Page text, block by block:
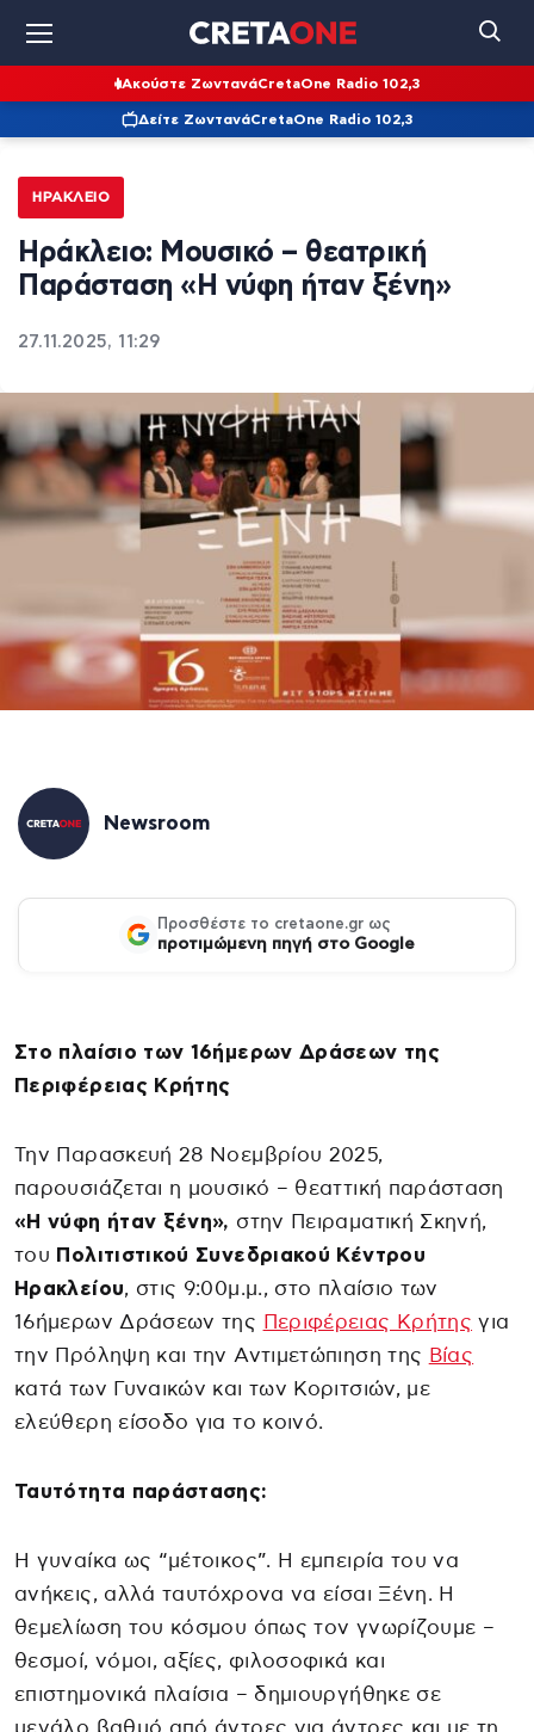
Ακούστε ΖωντανάCretaOne Radio 102,3
Δείτε ΖωντανάCretaOne Radio 102,3
ΗΡΆΚΛΕΙΟ
Ηράκλειο: Μουσικό – θεατρική
Παράσταση «Η νύφη ήταν ξένη»
27.11.2025, 11:29
Newsroom
Προσθέστε το cretaone.gr ως
προτιμώμενη πηγή στο Google
Στο πλαίσιο των 16ήμερων Δράσεων της
Περιφέρειας Κρήτης
Την Παρασκευή 28 Νοεμβρίου 2025,
παρουσιάζεται η μουσικό – θεαττική παράσταση
«Η νύφη ήταν ξένη», στην Πειραματική Σκηνή,
του Πολιτιστικού Συνεδριακού Κέντρου
Ηρακλείου, στις 9:00μ.μ., στο πλαίσιο των
16ήμερων Δράσεων της Περιφέρειας Κρήτης για
την Πρόληψη και την Αντιμετώπιηση της Βίας
κατά των Γυναικών και των Κοριτσιών, με
ελεύθερη είσοδο για το κοινό.
Ταυτότητα παράστασης:
Η γυναίκα ως “μέτοικος”. Η εμπειρία του να
ανήκεις, αλλά ταυτόχρονα να είσαι Ξένη. Η
θεμελίωση του κόσμου όπως τον γνωρίζουμε –
θεσμοί, νόμοι, αξίες, φιλοσοφικά και
επιστημονικά πλαίσια – δημιουργήθηκε σε
μεγάλο βαθμό από άντρες για άντρες και με τη